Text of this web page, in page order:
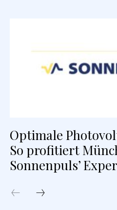
Optimale
So profitiert
Sonnenpuls’